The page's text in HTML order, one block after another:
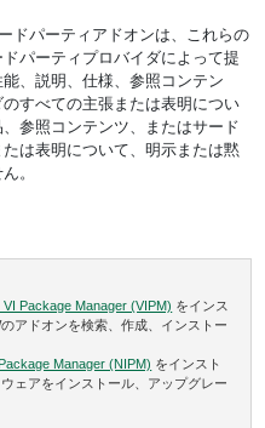
ドパーティアドオンは、これらの
パーティプロバイダによって提
、説明、仕様、参照コンテン
すべての主張または表明につい
参照コンテンツ、またはサード
は表明について、明示または黙
。
VI Package Manager (VIPM) をインス
アドオンを検索、作成、インストー
Manager (NIPM) をインスト
ェアをインストール、アップグレー